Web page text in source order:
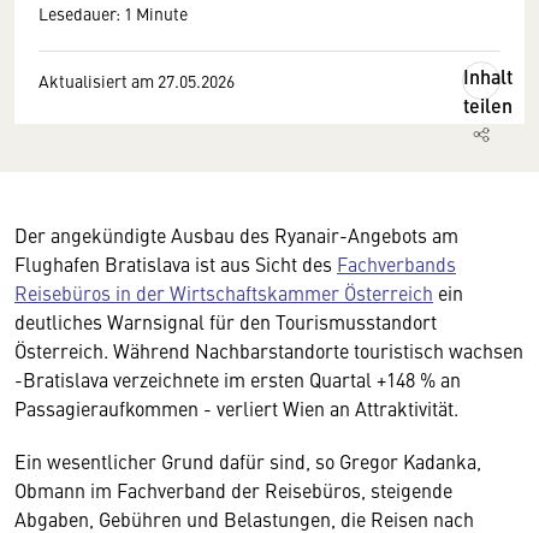
Lesedauer: 1 Minute
Aktualisiert am 27.05.2026
Inhalt
teilen
Der angekündigte Ausbau des Ryanair-Angebots am
Flughafen Bratislava ist aus Sicht des Fachverbands
Reisebüros in der Wirtschaftskammer Österreich ein
deutliches Warnsignal für den Tourismusstandort
Österreich. Während Nachbarstandorte touristisch wachsen
-Bratislava verzeichnete im ersten Quartal +148 % an
Passagieraufkommen - verliert Wien an Attraktivität.
Ein wesentlicher Grund dafür sind, so Gregor Kadanka,
Obmann im Fachverband der Reisebüros, steigende
Abgaben, Gebühren und Belastungen, die Reisen nach